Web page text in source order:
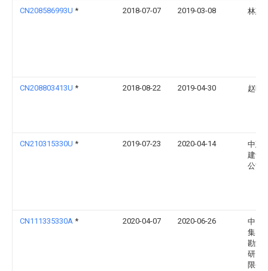
CN208586993U * 2018-07-07 2019-03-08 林惠
CN208803413U * 2018-08-22 2019-04-30 赵晓
CN210315330U * 2019-07-23 2020-04-14
中建
建设
公司
CN111335330A * 2020-04-07 2020-06-26
中国
集团
勘测
研究
限公